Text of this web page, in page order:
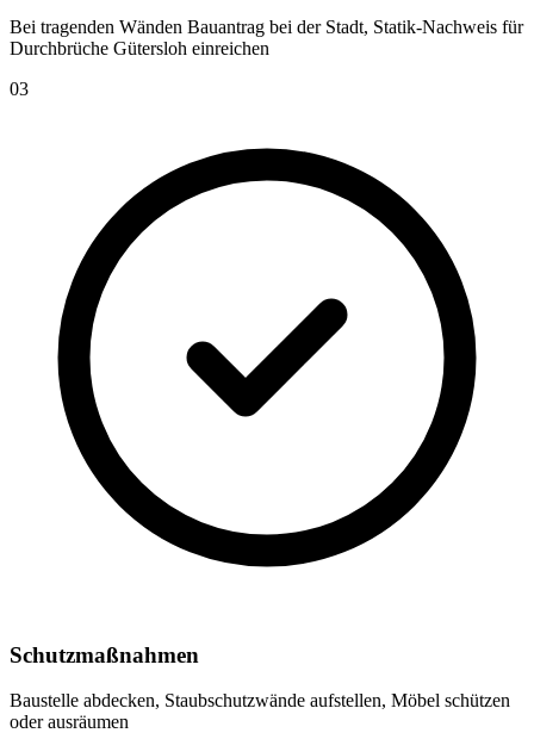
Bei tragenden Wänden Bauantrag bei der Stadt, Statik-Nachweis für
Durchbrüche Gütersloh einreichen
03
Schutzmaßnahmen
Baustelle abdecken, Staubschutzwände aufstellen, Möbel schützen
oder ausräumen